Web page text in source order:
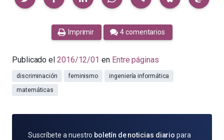
Imprimir 4 comentarios
Publicado el 2016/12/01 en Entre páginas
discriminación feminismo
ingeniería informática
matemáticas
SUSCRÍBETE
Suscríbete a nuestro boletín de noticias diario para